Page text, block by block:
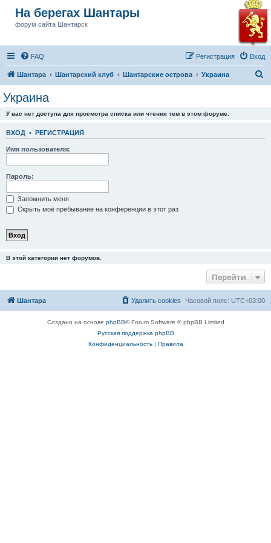
На берегах Шантары
форум сайта Шантарск
FAQ Вход
Регистрация
Шантара Шантарский клуб Шантарские острова Украина
Украина
У вас нет доступа для просмотра списка или чтения тем в этом форуме.
ВХОД • РЕГИСТРАЦИЯ
Имя пользователя:
Пароль:
Запомнить меня
Скрыть моё пребывание на конференции в этот раз
В этой категории нет форумов.
Перейти
Шантара Часовой пояс: UTC+03:00
Удалить cookies
Создано на основе phpBB® Forum Software © phpBB Limited
Русская поддержка phpBB
Конфиденциальность| Правила